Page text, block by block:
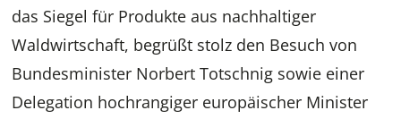
das Siegel für Produkte aus nachhaltiger
Waldwirtschaft, begrüßt stolz den Besuch von
Bundesminister Norbert Totschnig sowie einer
Delegation hochrangiger europäischer Minister